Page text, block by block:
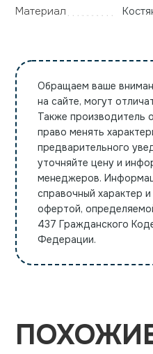
Материал
Обращаем ваше
на сайте, могут
Также производитель
право менять
предварительного
уточняйте цену и
менеджеров.
справочный характер
офертой,
437 Гражданского
Федерации.